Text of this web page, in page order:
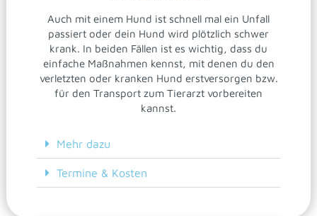
Auch mit einem Hund ist schnell mal ein Unfall
passiert oder dein Hund wird plötzlich schwer
krank. In beiden Fällen ist es wichtig, dass du
einfache Maßnahmen kennst, mit denen du den
verletzten oder kranken Hund erstversorgen bzw.
für den Transport zum Tierarzt vorbereiten
kannst.
Mehr dazu
Termine & Kosten